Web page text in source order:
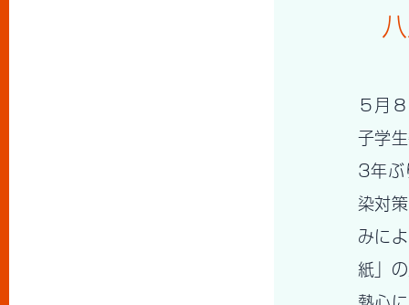
５月
子学
3年ぶ
染対
みに
紙」